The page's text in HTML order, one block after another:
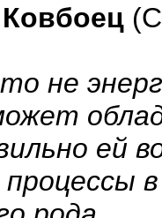
Ковбоец
не
ей